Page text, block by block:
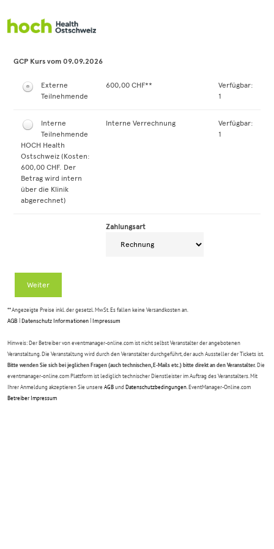
GCP Kurs vom 09.09.2026
Externe
Teilnehmende
600,00 CHF**
Verfügbar:
1
Interne
Teilnehmende
HOCH Health
Ostschweiz (Kosten:
600,00 CHF. Der
Betrag wird intern
über die Klinik
abgerechnet)
Interne Verrechnung
Verfügbar:
1
Zahlungsart
Weiter
** Angezeigte Preise inkl. der gesetzl. MwSt. Es fallen keine Versandkosten an.
AGB Datenschutz Informationen Impressum
Hinweis: Der Betreiber von eventmanager-online.com ist nicht selbst Veranstalter der angebotenen
Veranstaltung. Die Veranstaltung wird durch den Veranstalter durchgeführt, der auch Aussteller der Tickets ist.
Bitte wenden Sie sich bei jeglichen Fragen (auch technischen, E-Mails etc.) bitte direkt an den Veranstalter. Die
eventmanager-online.com Plattform ist lediglich technischer Dienstleister im Auftrag des Veranstalters. Mit
Ihrer Anmeldung akzeptieren Sie unsere AGBundDatenschutzbedingungen . EventManager-Online.com
Betreiber Impressum